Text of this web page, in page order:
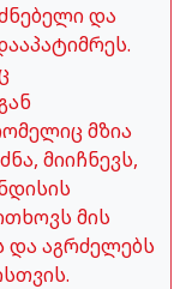
და
მზია
მიიჩნევს,
მის
და აგრძელებს